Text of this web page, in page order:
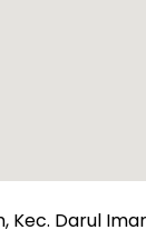
Kec. Darul